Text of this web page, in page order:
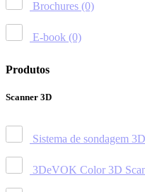
Brochures (0)
E-book (0)
Produtos
Scanner 3D
Sistema de sondagem
3DeVOK Color 3D